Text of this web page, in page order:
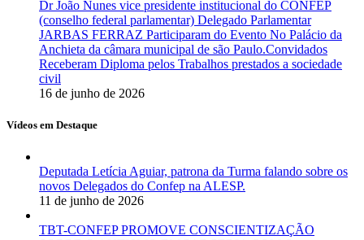
Dr João Nunes vice presidente institucional do CONFEP
(conselho federal parlamentar) Delegado Parlamentar
JARBAS FERRAZ Participaram do Evento No Palácio da
Anchieta da câmara municipal de são Paulo.Convidados
Receberam Diploma pelos Trabalhos prestados a sociedade
civil
16 de junho de 2026
Vídeos em Destaque
Deputada Letícia Aguiar, patrona da Turma falando sobre os
novos Delegados do Confep na ALESP.
11 de junho de 2026
TBT-CONFEP PROMOVE CONSCIENTIZAÇÃO